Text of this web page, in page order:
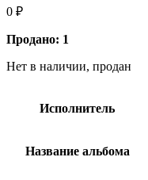
0 ₽
Продано: 1
Нет в наличии, продан
Исполнитель
Название альбома